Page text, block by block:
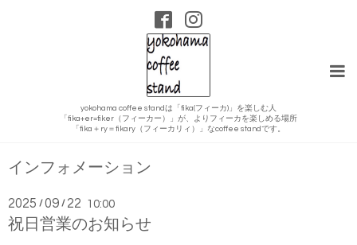
yokohama coffee standは「fika(フィーカ)」を楽しむ人
「fika+er=fiker（フィーカー）」が、よりフィーカを楽しめる場所
「fika＋ry＝fikary（フィーカリィ）」なcoffee standです。
インフォメーション
2025 /09 / 22 10:00
祝日営業のお知らせ